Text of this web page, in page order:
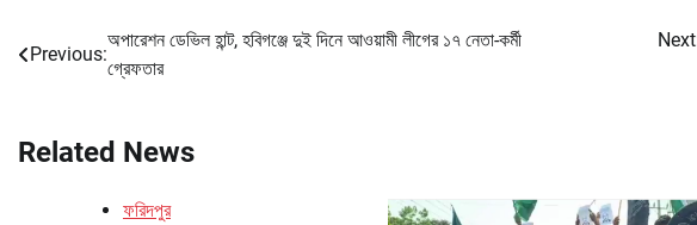
Post
navigation
Previous:
অপারেশন ডেভিল হান্ট, হবিগঞ্জে দুই দিনে আওয়ামী লীগের ১৭ নেতা-কর্মী
গ্রেফতার
Related News
ফরিদপুর